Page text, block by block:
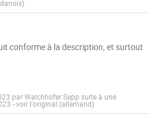
conforme à la description, et surtout
par Walchhofer Sepp suite à une
-voir l'original (allemand)